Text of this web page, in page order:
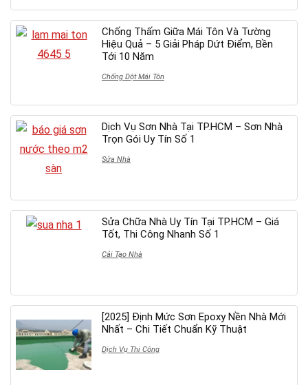
Chống Thấm Giữa Mái Tôn Và Tường
Hiệu Quả – 5 Giải Pháp Dứt Điểm, Bền
Tới 10 Năm
Chống Dột Mái Tôn
Dịch Vụ Sơn Nhà Tại TP.HCM – Sơn Nhà
Trọn Gói Uy Tín Số 1
Sửa Nhà
Sửa Chữa Nhà Uy Tín Tại TP.HCM – Giá
Tốt, Thi Công Nhanh Số 1
Cải Tạo Nhà
[2025] Định Mức Sơn Epoxy Nền Nhà Mới
Nhất – Chi Tiết Chuẩn Kỹ Thuật
Dịch Vụ Thi Công